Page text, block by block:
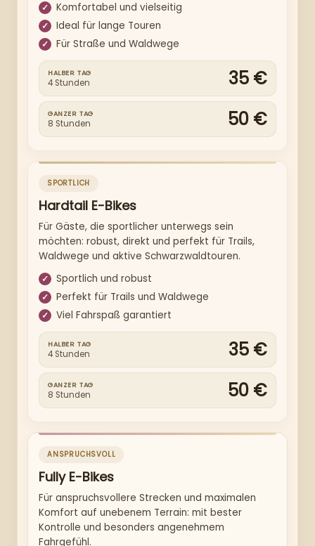
Komfortabel und vielseitig
Ideal für lange Touren
Für Straße und Waldwege
HALBER TAG 35 €
4 Stunden
GANZER TAG 50 €
8 Stunden
SPORTLICH
Hardtail E-Bikes
Für Gäste, die sportlicher unterwegs sein
möchten: robust, direkt und perfekt für Trails,
Waldwege und aktive Schwarzwaldtouren.
Sportlich und robust
Perfekt für Trails und Waldwege
Viel Fahrspaß garantiert
HALBER TAG 35 €
4 Stunden
GANZER TAG 50 €
8 Stunden
ANSPRUCHSVOLL
Fully E-Bikes
Für anspruchsvollere Strecken und maximalen
Komfort auf unebenem Terrain: mit bester
Kontrolle und besonders angenehmem
Fahrgefühl.